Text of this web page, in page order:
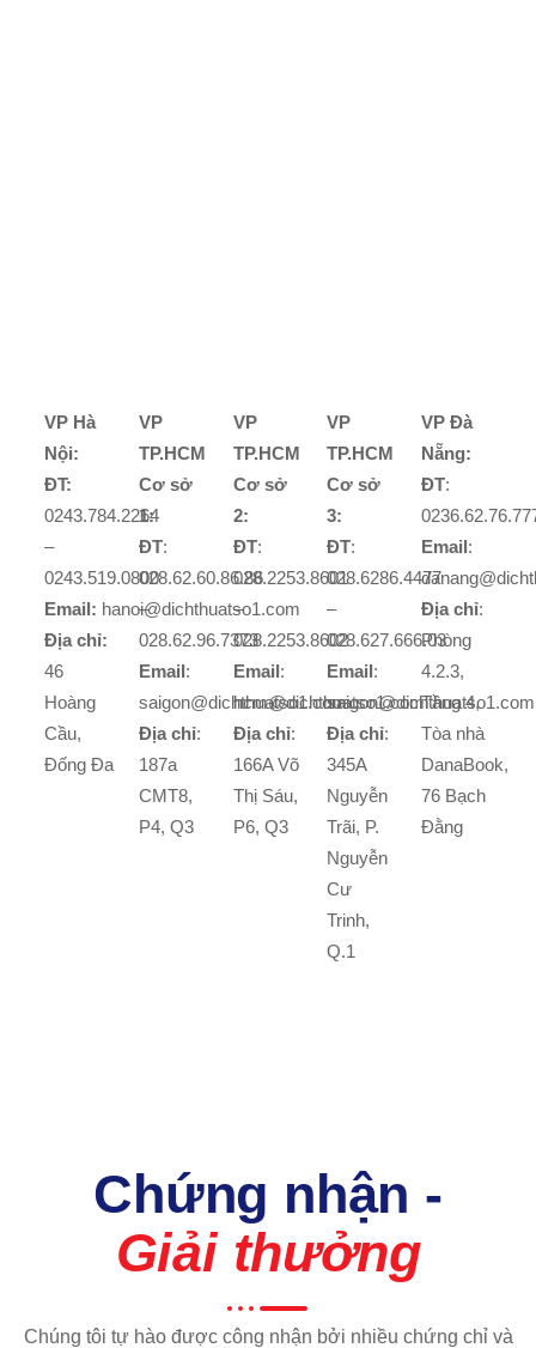
VP Hà
Nội:
ĐT:
0243.784.2264
–
0243.519.0800
Email: hanoi@dichthuatso1.com
Địa chỉ:
46
Hoàng
Cầu,
Đống Đa
VP
TP.HCM
Cơ sở
1:
ĐT:
028.62.60.86.86
–
028.62.96.7373
Email:
saigon@dichthuatso1.com
Địa chỉ:
187a
CMT8,
P4, Q3
VP
TP.HCM
Cơ sở
2:
ĐT:
028.2253.8601
–
028.2253.8602
Email:
hcm@dichthuatso1.com
Địa chỉ:
166A Võ
Thị Sáu,
P6, Q3
VP
TP.HCM
Cơ sở
3:
ĐT:
028.6286.4477
–
028.627.666.03
Email:
saigon@dichthuatso1.com
Địa chỉ:
345A
Nguyễn
Trãi, P.
Nguyễn
Cư
Trinh,
Q.1
VP Đà
Nẵng:
ĐT:
Email:
Địa chỉ:
Phòng
4.2.3,
Tầng 4,
Tòa nhà
DanaBook,
76 Bạch
Đằng
Chứng nhận -
Giải thưởng
Chúng tôi tự hào được công nhận bởi nhiều chứng chỉ và